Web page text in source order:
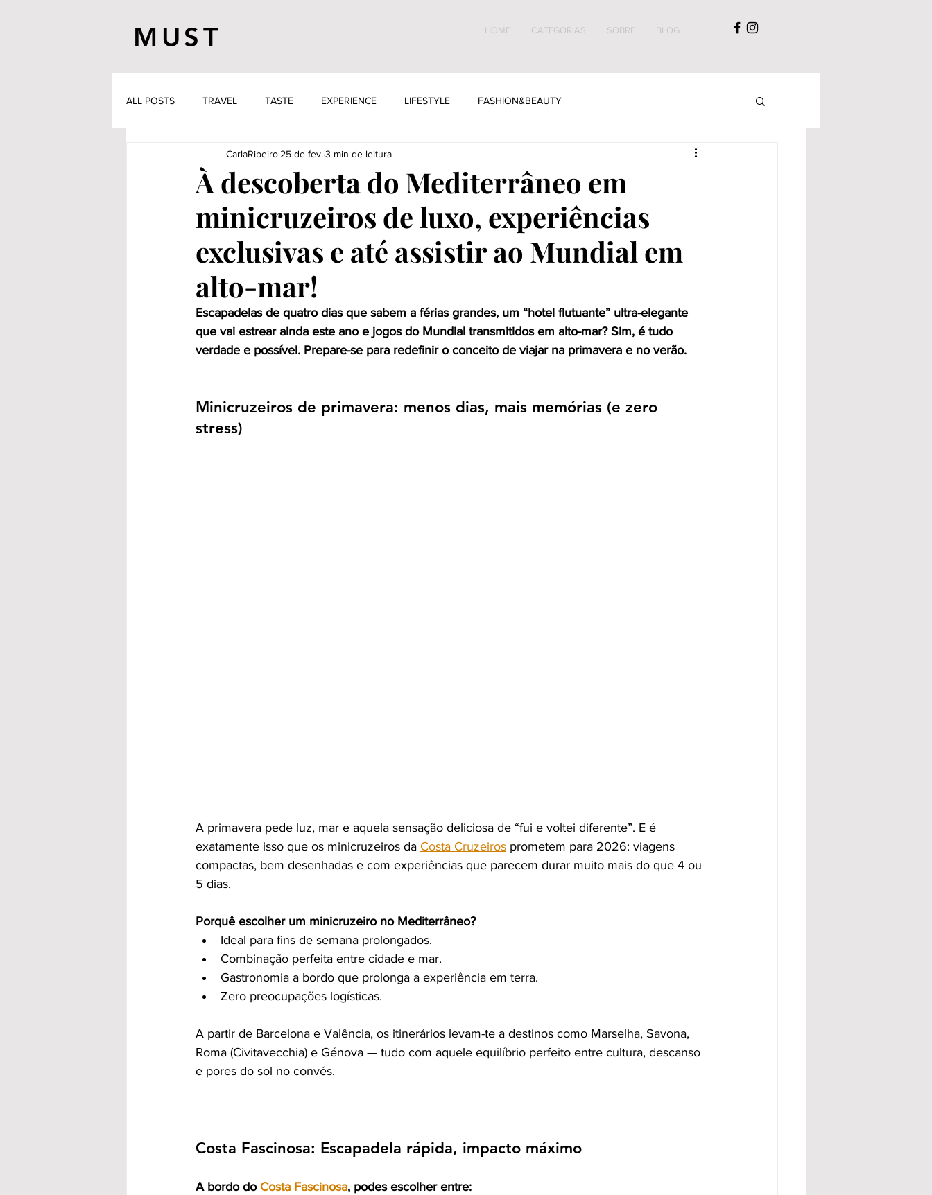
MUST HOME CATEGORIAS SOBRE BLOG
ALL POSTS TRAVEL TASTE EXPERIENCE LIFESTYLE FASHION&BEAUTY
À descoberta do Mediterrâneo em
minicruzeiros de luxo, experiências
exclusivas e até assistir ao Mundial em
alto-mar!
CarlaRibeiro 25 de fev. 3 min de leitura
Escapadelas de quatro dias que sabem a férias grandes, um “hotel flutuante” ultra-elegante
que vai estrear ainda este ano e jogos do Mundial transmitidos em alto-mar? Sim, é tudo
verdade e possível. Prepare-se para redefinir o conceito de viajar na primavera e no verão.
Minicruzeiros de primavera: menos dias, mais memórias (e zero
stress)
A primavera pede luz, mar e aquela sensação deliciosa de “fui e voltei diferente”. E é
exatamente isso que os minicruzeiros da Costa Cruzeiros prometem para 2026: viagens
compactas, bem desenhadas e com experiências que parecem durar muito mais do que 4 ou
5 dias.
Porquê escolher um minicruzeiro no Mediterrâneo?
Ideal para fins de semana prolongados.
Combinação perfeita entre cidade e mar.
Gastronomia a bordo que prolonga a experiência em terra.
Zero preocupações logísticas.
A partir de Barcelona e Valência, os itinerários levam-te a destinos como Marselha, Savona,
Roma (Civitavecchia) e Génova — tudo com aquele equilíbrio perfeito entre cultura, descanso
e pores do sol no convés.
Costa Fascinosa: Escapadela rápida, impacto máximo
A bordo do Costa Fascinosa, podes escolher entre: